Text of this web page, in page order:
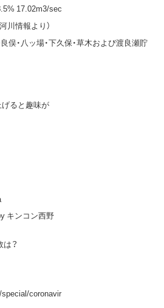
17.02m3/sec
川情報より）
良俣・八ッ場・下久保・草木および渡良瀬貯
げると趣味が
キンコン西野
？
coronavir